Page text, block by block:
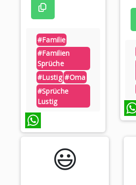
#familie
#familien
Sprüche
#lustig #oma
#sprüche
Lustig
WhatsApp
😃️